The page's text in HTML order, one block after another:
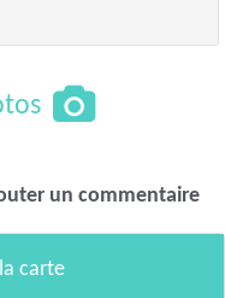
un commentaire
carte